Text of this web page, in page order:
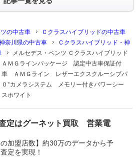
の中古車
Ｃクラスハイブリッドの中古車
奈川県の中古車
Ｃクラスハイブリッド・神
メルセデス・ベンツ Ｃクラスハイブリッド
ＭＧラインパッケージ 認定中古車保証付
ＡＭＧライン レザーエクスクルーシブパ
°カメラシステム メモリー付きパワーシー
ホワイト
定はグーネット買取 営業電
の加盟店数】約30万のデータから予
定を実現！